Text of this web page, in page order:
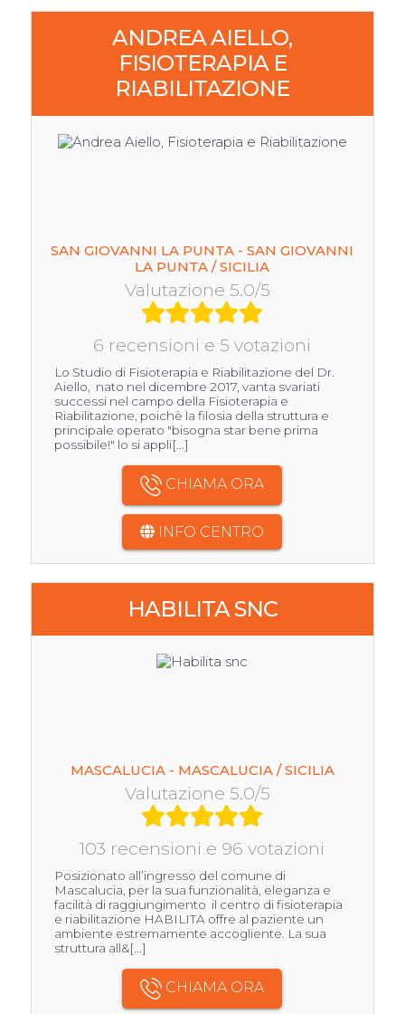
ANDREA AIELLO,
FISIOTERAPIA E
RIABILITAZIONE
SAN GIOVANNI LA PUNTA - SAN GIOVANNI
LA PUNTA / SICILIA
Valutazione 5.0/5
6 recensioni e 5 votazioni
Lo Studio di Fisioterapia e Riabilitazione del Dr.
Aiello, nato nel dicembre 2017, vanta svariati
successi nel campo della Fisioterapia e
Riabilitazione, poichè la filosia della struttura e
principale operato "bisogna star bene prima
possibile!" lo si appli[...]
CHIAMA ORA
INFO CENTRO
HABILITA SNC
MASCALUCIA - MASCALUCIA / SICILIA
Valutazione 5.0/5
103 recensioni e 96 votazioni
Posizionato all’ingresso del comune di
Mascalucia, per la sua funzionalità, eleganza e
facilità di raggiungimento il centro di fisioterapia
e riabilitazione HABILITA offre al paziente un
ambiente estremamente accogliente. La sua
struttura all&[...]
CHIAMA ORA